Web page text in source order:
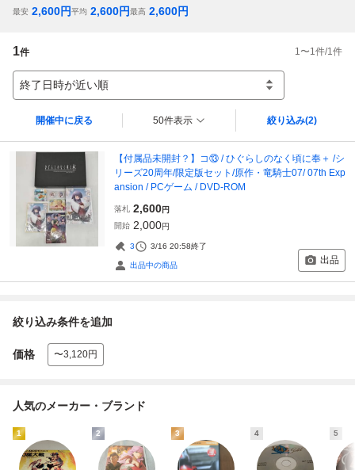
最安 2,600円平均 2,600円最高 2,600円
1件 1 〜1 件/1 件
終了日時が近い順
開催中に戻る 50件表示 絞り込み(2)
【付属品未開封？】コ⑬ / ひぐらしのなく頃に奉＋ /シ
リーズ20周年/限定版セット/原作・竜騎士07/ 07th Exp
ansion / PCゲーム / DVD-ROM
落札 2,600円
開始 2,000円
3 3/16 20:58終了
出品中の商品 出品
絞り込み条件を追加
価格 〜3,120円
人気のメーカー・ブランド
1 2 3 4 5